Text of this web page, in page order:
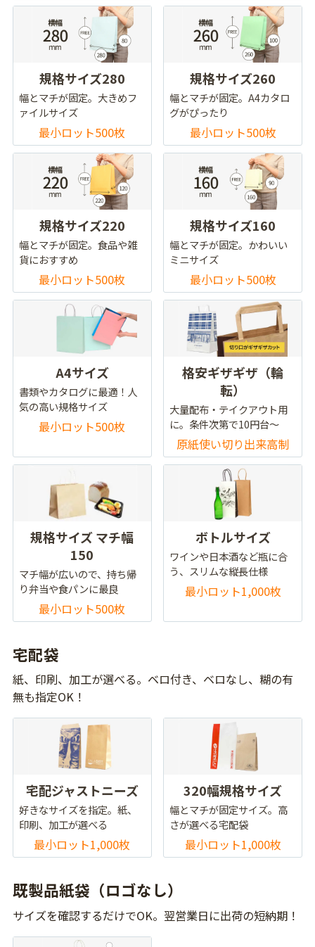
規格サイズ280
幅とマチが固定。大きめフ
ァイルサイズ
最小ロット500枚
規格サイズ260
幅とマチが固定。A4カタロ
グがぴったり
最小ロット500枚
規格サイズ220
幅とマチが固定。食品や雑
貨におすすめ
最小ロット500枚
規格サイズ160
幅とマチが固定。かわいい
ミニサイズ
最小ロット500枚
A4サイズ
書類やカタログに最適！人
気の高い規格サイズ
最小ロット500枚
格安ギザギザ（輪
転）
大量配布・テイクアウト用
に。条件次第で10円台～
原紙使い切り出来高制
規格サイズ マチ幅
150
マチ幅が広いので、持ち帰
り弁当や食パンに最良
最小ロット500枚
ボトルサイズ
ワインや日本酒など瓶に合
う、スリムな縦長仕様
最小ロット1,000枚
宅配袋
紙、印刷、加工が選べる。ベロ付き、ベロなし、糊の有
無も指定OK！
宅配ジャストニーズ
好きなサイズを指定。紙、
印刷、加工が選べる
最小ロット1,000枚
320幅規格サイズ
幅とマチが固定サイズ。高
さが選べる宅配袋
最小ロット1,000枚
既製品紙袋（ロゴなし）
サイズを確認するだけでOK。翌営業日に出荷の短納期！